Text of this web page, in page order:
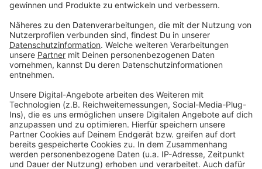
drumherum hat die Gemeinde zu jeder Zeit im Blick...
Anzeige
Anzeige